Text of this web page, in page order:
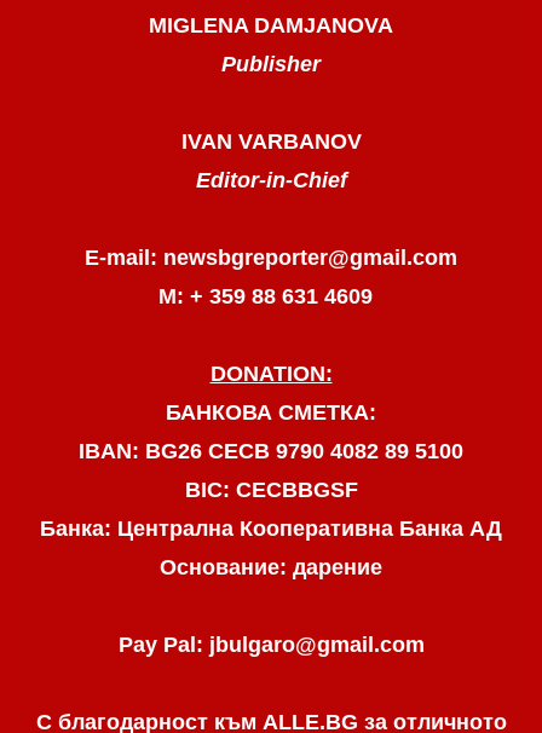
MIGLENA DAMJANOVA
Publisher
IVAN VARBANOV
Editor-in-Chief
E-mail: newsbgreporter@gmail.com
М: + 359 88 631 4609
DONATION:
БАНКОВА СМЕТКА:
IBAN: BG26 CECB 9790 4082 89 5100
BIC: CECBBGSF
Банка: Централна Кооперативна Банка АД
Основание: дарение
Pay Pal: jbulgaro@gmail.com
С благодарност към ALLE.BG за отличното